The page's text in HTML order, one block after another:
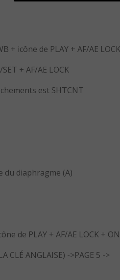
+ icône de PLAY + AF/AE
+ AF/AE LOCK
est SHTCNT
du diaphragme (A)
de PLAY + AF/AE LOCK + ON
CLÉ ANGLAISE) ->PAGE 5 ->